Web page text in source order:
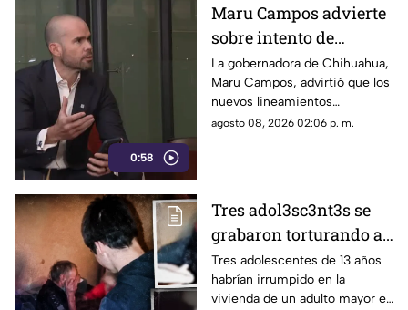
0:58
Maru Campos advierte
sobre intento de
censura del Gobierno
Federal bajo la nueva
ley que controla a los
medios
La gobernadora de Chihuahua,
Maru Campos, advirtió que los
nuevos lineamientos
impulsados por el Gobierno
agosto 08, 2026 02:06 p. m.
Tres adol3sc3nt3s se
grabaron torturando a
un adulto mayor en su
propia casa en Rusia
Tres adolescentes de 13 años
habrían irrumpido en la
vivienda de un adulto mayor en